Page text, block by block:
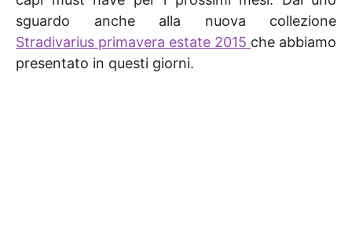
sguardo anche alla nuova collezione
Stradivarius primavera estate 2015 che abbiamo
presentato in questi giorni.